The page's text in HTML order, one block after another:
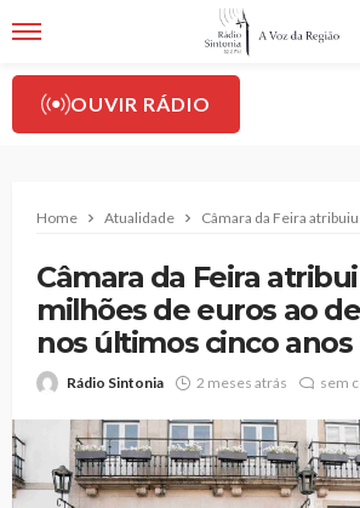
OUVIR RÁDIO
Home Atualidade Câmara da Feira
Câmara da Feira
milhões de euros ao
nos últimos cinco anos
Rádio Sintonia 2 meses atrás sem